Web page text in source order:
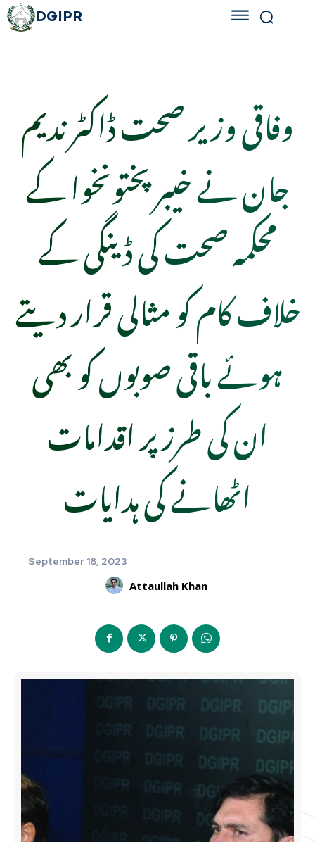
DGIPR
وفاقی وزیر صحت ڈاکٹر ندیم
جان نے خیبرپختونخوا کے
محکمہ صحت کی ڈینگی کے
خلاف کام کو مثالی قرار دیتے
ہوئے باقی صوبوں کو بھی
ان کی طرز پر اقدامات
اٹھانے کی ہدایات
September 18, 2023
Attaullah Khan